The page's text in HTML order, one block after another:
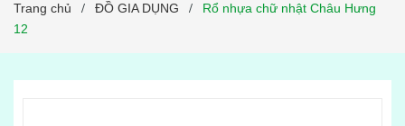
Trang chủ / ĐỒ GIA DỤNG /
Rổ nhựa chữ nhật Châu Hưng
12